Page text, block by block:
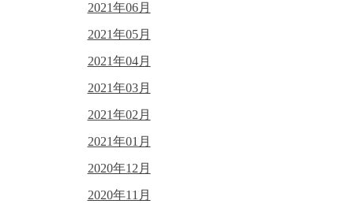
2021年06月
2021年05月
2021年04月
2021年03月
2021年02月
2021年01月
2020年12月
2020年11月